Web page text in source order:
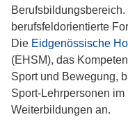
berufsfeldorientierte
Die Eidgenössische
(EHSM), das
Sport und Bewegung,
Sport-Lehrpersonen
Weiterbildungen an.